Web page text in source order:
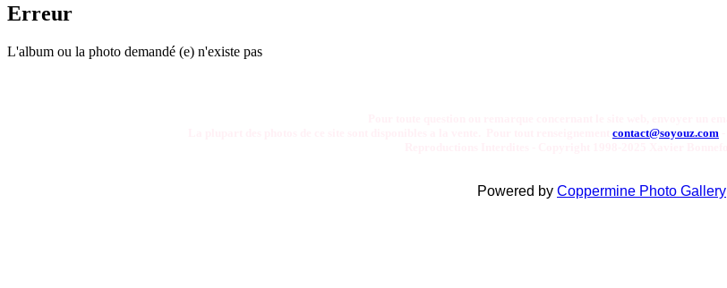
Erreur
L'album ou la photo demandé (e) n'existe pas
contact@soyouz.com
Powered by Coppermine Photo Gallery